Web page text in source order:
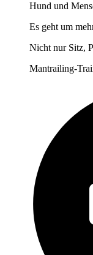
Hund und
Es geht um
Nicht nur Sitz,
Mantrailing-